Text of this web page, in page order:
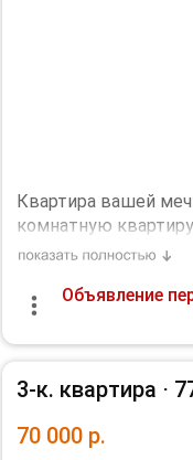
Квартира вашей
комнатную
новый ремонт, все
проживания. Два
доме есть WB,
Пятерочка и др.
санузел -
микроволновка,
Объявление
3-к. квартира ⋅
70 000 р.